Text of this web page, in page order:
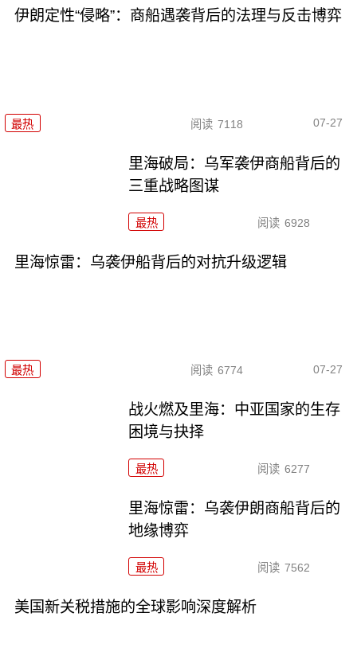
伊朗定性“侵略”：商船遇袭背后的法理与反击博弈
最热 阅读 7118 07-27
里海破局：乌军袭伊商船背后的
三重战略图谋
最热 阅读 6928
里海惊雷：乌袭伊船背后的对抗升级逻辑
最热 阅读 6774 07-27
战火燃及里海：中亚国家的生存
困境与抉择
最热 阅读 6277
里海惊雷：乌袭伊朗商船背后的
地缘博弈
最热 阅读 7562
美国新关税措施的全球影响深度解析